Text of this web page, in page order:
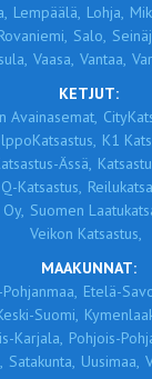
Lempäälä, Lohja,
Salo,
Vaasa, Vantaa,
KETJUT:
Avainasemat,
K1
Ässä,
Q-Katsastus,
Suomen
Veikon Katsastus,
MAAKUNNAT:
Etelä-
Suomi,
Karjala, Pohjois-
Satakunta, Uusimaa,